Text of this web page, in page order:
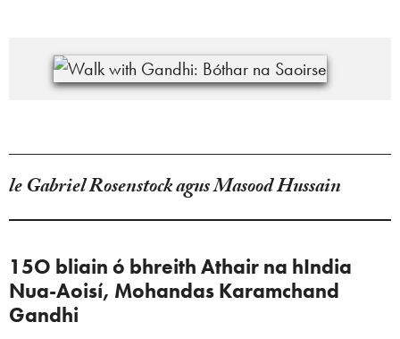
le Gabriel Rosenstock agus Masood Hussain
15O bliain ó bhreith Athair na hIndia
Nua-Aoisí, Mohandas Karamchand
Gandhi